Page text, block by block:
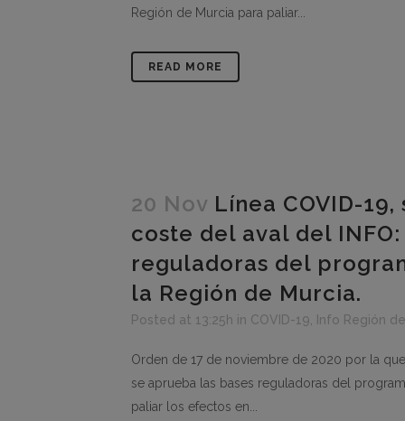
Región de Murcia para paliar...
READ MORE
20 Nov Línea COVID-
coste del aval del
reguladoras del
la Región de Murcia.
Posted at 13:25h in COVID-19 Info Región
Orden de 17 de noviembre de 2020 por la
se aprueba las bases reguladoras del
paliar los efectos en...